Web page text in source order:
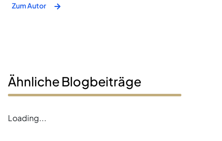
Zum Autor
Ähnliche Blogbeiträge
Error loading blogs